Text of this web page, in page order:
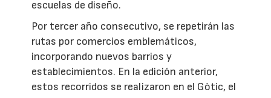
escuelas de diseño.
Por tercer año consecutivo, se repetirán las
rutas por comercios emblemáticos,
incorporando nuevos barrios y
establecimientos. En la edición anterior,
estos recorridos se realizaron en el Gòtic, el